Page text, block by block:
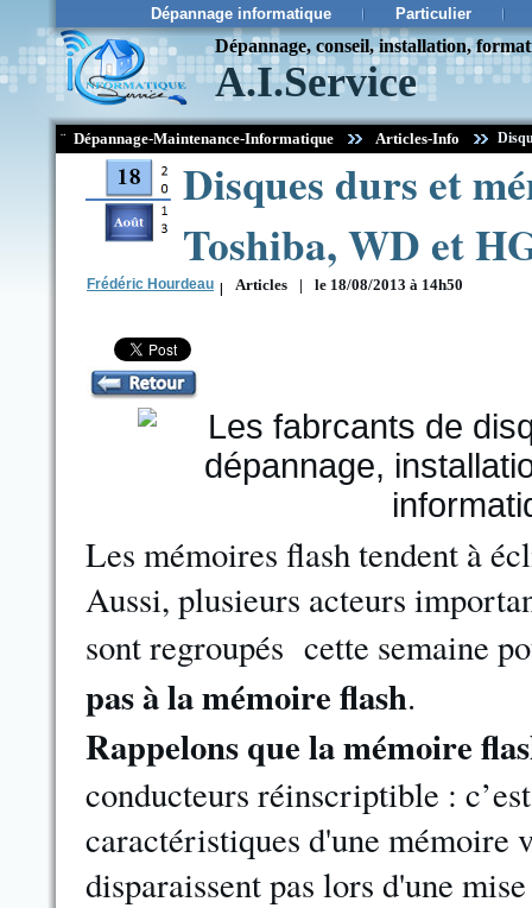
Dépannage informatique Particulier
Dépannage, conseil, installation,
A.I.Service
¨ Dépannage-Maintenance-Informatique Articles-Info
Disques durs et
Toshiba, WD et
Frédéric Hourdeau | Articles | le 18/08/2013 à 14h50
Les mémoires flash tendent à
Aussi, plusieurs acteurs
sont regroupés cette semaine
pas à la mémoire flash.
Rappelons que la mémoire
conducteurs réinscriptible :
caractéristiques d'une mémoire
disparaissent pas lors d'une